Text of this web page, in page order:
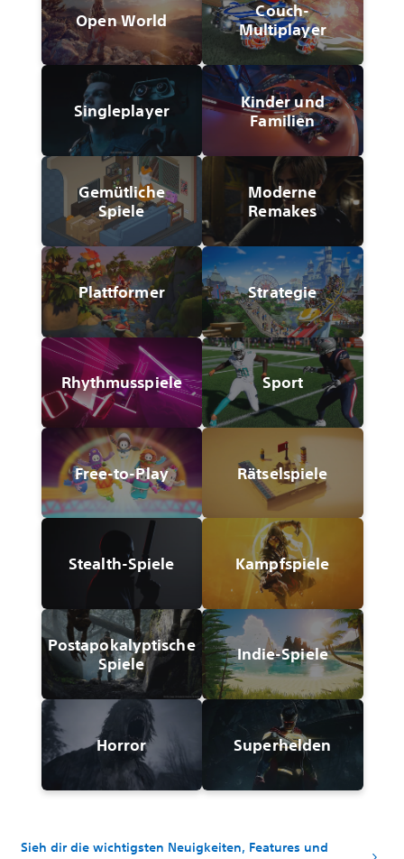
Open World
Couch-
Multiplayer
Singleplayer
Kinder und
Familien
Gemütliche
Spiele
Moderne
Remakes
Plattformer Strategie
Rhythmusspiele Sport
Free-to-Play Rätselspiele
Stealth-Spiele Kampfspiele
Postapokalyptische
Spiele
Indie-Spiele
Horror Superhelden
Sieh dir die wichtigsten Neuigkeiten, Features und